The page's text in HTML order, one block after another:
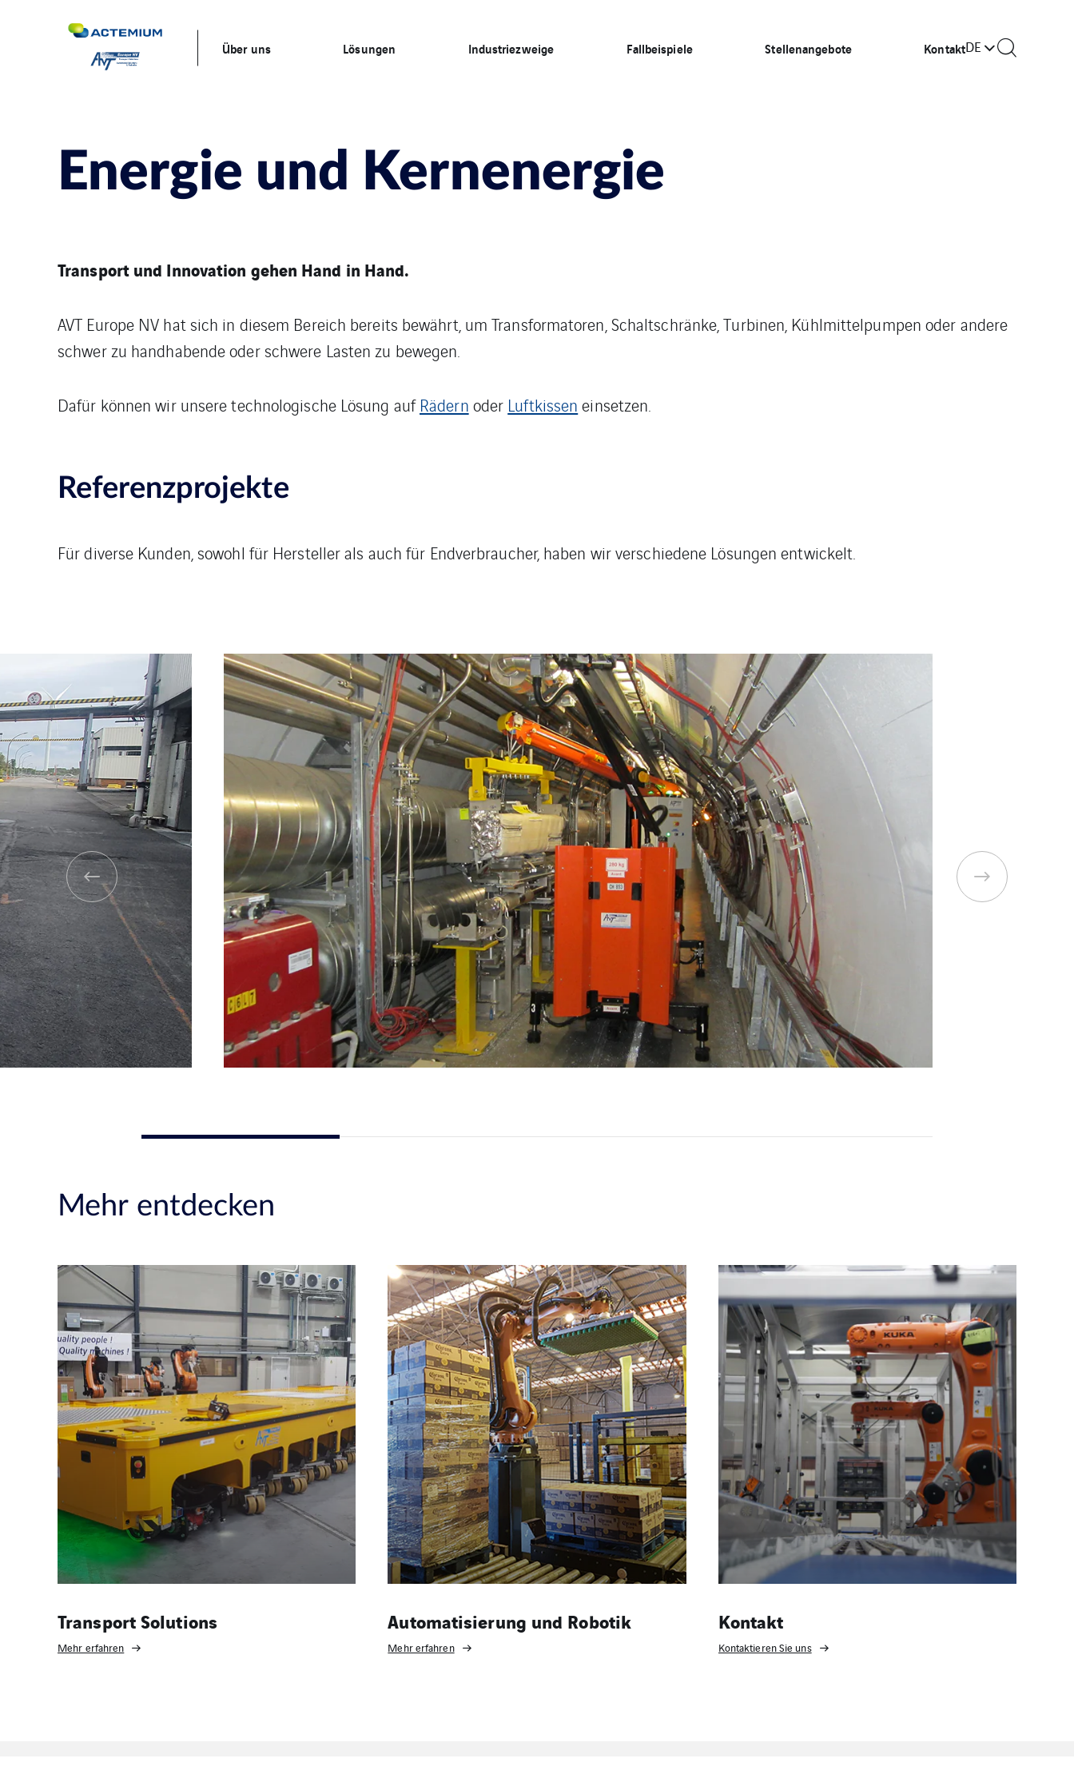
Über uns Lösungen Industriezweige Fallbeispiele Stellenangebote KontaktDE
Energie und Kernenergie
Transport und Innovation gehen Hand in Hand.
AVT Europe NV hat sich in diesem Bereich bereits bewährt, um Transformatoren, Schaltschränke, Turbinen, Kühlmittelpumpen oder andere
schwer zu handhabende oder schwere Lasten zu bewegen.
Dafür können wir unsere technologische Lösung auf Rädern oder Luftkissen einsetzen.
Referenzprojekte
Für diverse Kunden, sowohl für Hersteller als auch für Endverbraucher, haben wir verschiedene Lösungen entwickelt.
Mehr entdecken
Transport Solutions
Mehr erfahren
Automatisierung und Robotik
Mehr erfahren
Kontakt
Kontaktieren Sie uns